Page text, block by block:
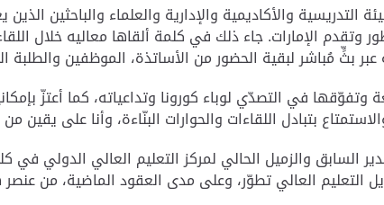
التدريسية والأكاديمية والإدارية والعلماء والباحثين
وتقدم الإمارات.جاء ذلك في كلمة ألقاها معاليه خلال
بثٍّ مُباشر لبقية الحضور من الأساتذة، الموظفين والطلبة
وتفوّقها في التصدّي لوباء كورونا وتداعياته، كما أعتزّ
بتبادل اللقاءات والحوارات البنّاءة، وأنا على
السابق والزميل الحالي لمركز التعليم العالي الدولي
التعليم العالي تطوّر، وعلى مدى العقود الماضية، من